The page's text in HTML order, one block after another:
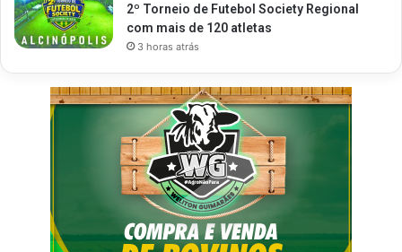
2º Torneio de Futebol Society Regional
com mais de 120 atletas
3 horas atrás